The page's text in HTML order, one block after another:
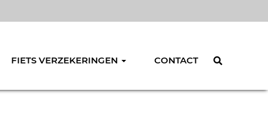
FIETS VERZEKERINGEN CONTACT